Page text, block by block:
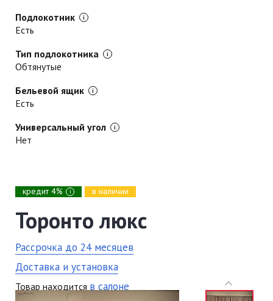
Подлокотник
Есть
Тип подлокотника
Обтянутые
Бельевой ящик
Есть
Универсальный угол
Нет
кредит 4% i в наличии
Торонто люкс
Рассрочка до 24 месяцев
Доставка и установка
Товар находится в салоне